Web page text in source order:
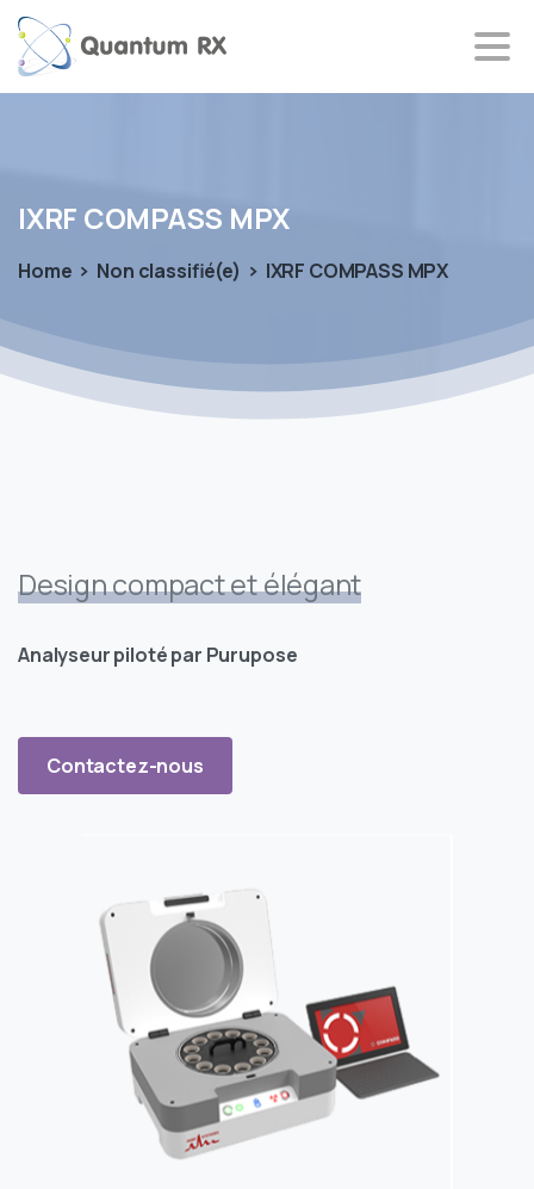
IXRF COMPASS MPX
Home Non classifié(e) IXRF COMPASS MPX
Design compact et élégant
Analyseur piloté par Purupose
Contactez-nous